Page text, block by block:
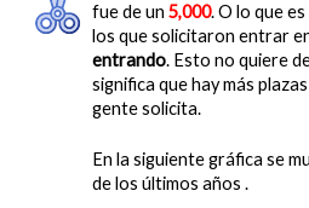
fue de un 5,000. O lo que
los que solicitaron entrar
entrando. Esto no quiere
significa que hay más
gente solicita.
En la siguiente gráfica se
de los últimos años .